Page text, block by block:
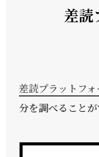
差読
差読プラットフ
分を調べることが